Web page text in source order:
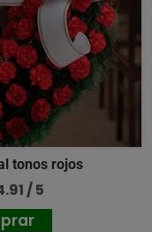
tonos rojos
/ 5